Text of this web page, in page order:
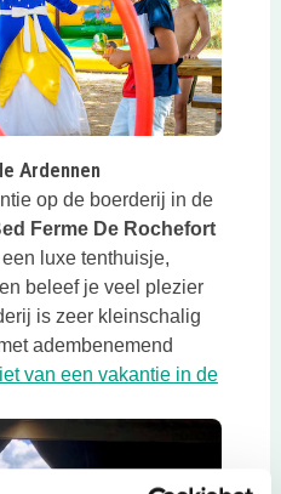
Ardennen
op de boerderij in de
Ferme De Rochefort
luxe tenthuisje,
beleef je veel plezier
is zeer kleinschalig
adembenemend
van een vakantie in de
in een nieuwe tab